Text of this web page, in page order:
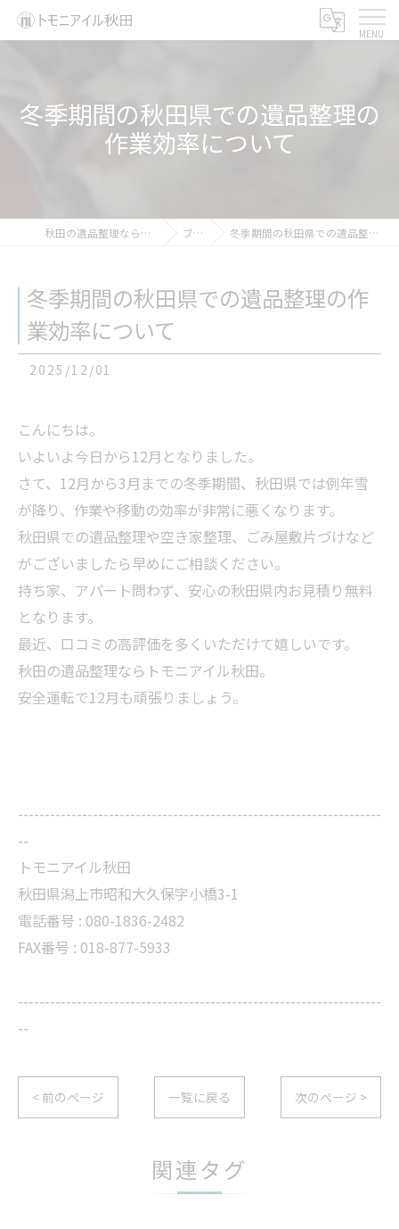
冬季期間の秋田県での遺品整理の
作業効率について
秋田の遺品整理ならトモニアイル秋田 ブログ 冬季期間の秋田県での遺品整理の作業効率について
冬季期間の秋田県での遺品整理の作
業効率について
2025/12/01
こんにちは。
いよいよ今日から12月となりました。
さて、12月から3月までの冬季期間、秋田県では例年雪
が降り、作業や移動の効率が非常に悪くなります。
秋田県での遺品整理や空き家整理、ごみ屋敷片づけなど
がございましたら早めにご相談ください。
持ち家、アパート問わず、安心の秋田県内お見積り無料
となります。
最近、口コミの高評価を多くいただけて嬉しいです。
秋田の遺品整理ならトモニアイル秋田。
安全運転で12月も頑張りましょう。
--------------------------------------------------------------------
--
トモニアイル秋田
秋田県潟上市昭和大久保字小橋3-1
電話番号 : 080-1836-2482
FAX番号 : 018-877-5933
--------------------------------------------------------------------
--
< 前のページ 一覧に戻る 次のページ >
関連タグ